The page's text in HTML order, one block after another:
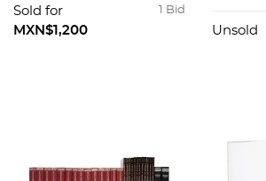
EDICIONES "PATRIA
GRANDE", 1933.
1 Bid
Sold for
MXN$1,200
Unsold